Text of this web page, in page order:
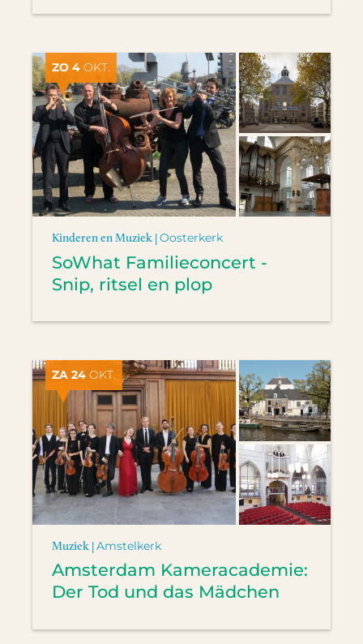
ZO 4 OKT.
Kinderen en Muziek |Oosterkerk
SoWhat Familieconcert -
Snip, ritsel en plop
ZA 24 OKT.
Muziek |Amstelkerk
Amsterdam Kameracademie:
Der Tod und das Mädchen